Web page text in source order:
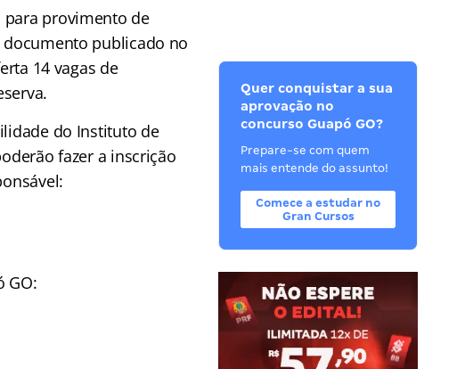
provimento de
publicado no
14 vagas de
do Instituto de
fazer a inscrição
GO:
Quer conquistar a sua
aprovação no
concurso Guapó GO?
Prepare-se com quem
mais entende do assunto!
Comece a estudar no
Gran Cursos